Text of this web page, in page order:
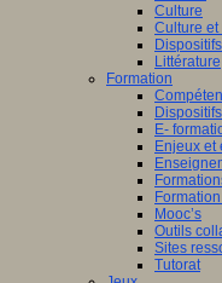
Culture
Culture
Littérature
Formation
E-
Enjeux et
Mooc’s
Outils
Sites
Tutorat